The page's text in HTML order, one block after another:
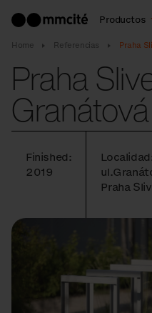
Productos
Home Referencias Praha
Praha
Granátová
Finished:
2019
Praha